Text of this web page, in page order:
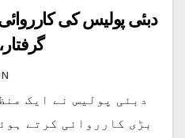
گرفتار، 60 ہزار درہم برآمد
دبئی پولیس نے ایک